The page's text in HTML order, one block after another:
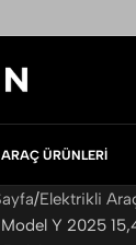
ÜRÜNLERI
Elektrikli
Model Y 2025